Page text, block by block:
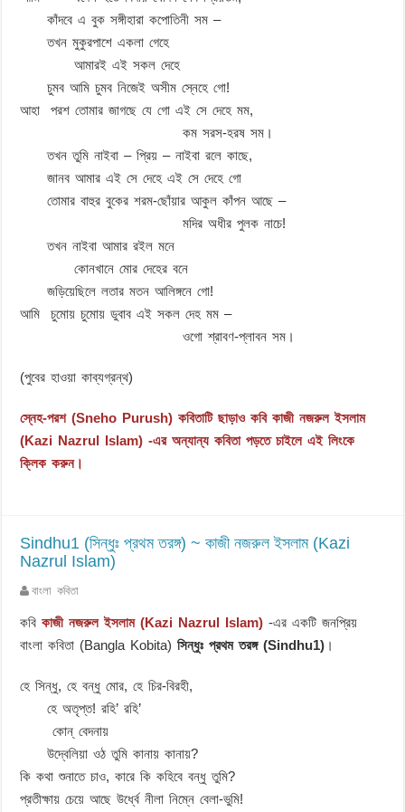
কাঁদবে এ বুক সঙ্গীহারা কপোতিনী সম –
তখন মুকুরপাশে একলা গেহে
আমারই এই সকল দেহে
চুমব আমি চুমব নিজেই অসীম স্নেহে গো!
আহা পরশ তোমার জাগছে যে গো এই সে দেহে মম,
কম সরস-হরষ সম।
তখন তুমি নাইবা – প্রিয় – নাইবা রলে কাছে,
জানব আমার এই সে দেহে এই সে দেহে গো
তোমার বাহুর বুকের শরম-ছোঁয়ার আকুল কাঁপন আছে –
মদির অধীর পুলক নাচে!
তখন নাইবা আমার রইল মনে
কোনখানে মোর দেহের বনে
জড়িয়েছিলে লতার মতন আলিঙ্গনে গো!
আমি চুমোয় চুমোয় ডুবাব এই সকল দেহ মম –
ওগো শ্রাবণ-প্লাবন সম।
(পুবের হাওয়া কাব্যগ্রন্থ)
স্নেহ-পরশ (Sneho Purush) কবিতাটি ছাড়াও কবি কাজী নজরুল ইসলাম
(Kazi Nazrul Islam) -এর অন্যান্য কবিতা পড়তে চাইলে এই লিংকে
ক্লিক করুন।
Sindhu1 (সিন্ধুঃ প্রথম তরঙ্গ) ~ কাজী নজরুল ইসলাম (Kazi
Nazrul Islam)
বাংলা কবিতা
কবিকাজী নজরুল ইসলাম (Kazi Nazrul Islam) -এর একটি জনপ্রিয়
বাংলা কবিতা (Bangla Kobita)সিন্ধুঃ প্রথম তরঙ্গ (Sindhu1) ।
হে সিন্ধু, হে বন্ধু মোর, হে চির-বিরহী,
হে অতৃপ্ত! রহি’ রহি’
কোন্‌ বেদনায়
উদ্বেলিয়া ওঠ তুমি কানায় কানায়?
কি কথা শুনাতে চাও, কারে কি কহিবে বন্ধু তুমি?
প্রতীক্ষায় চেয়ে আছে উর্ধ্বে নীলা নিম্নে বেলা-ভুমি!